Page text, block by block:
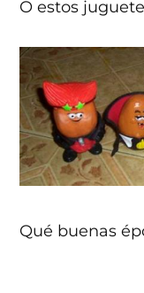
O estos
Qué buenas